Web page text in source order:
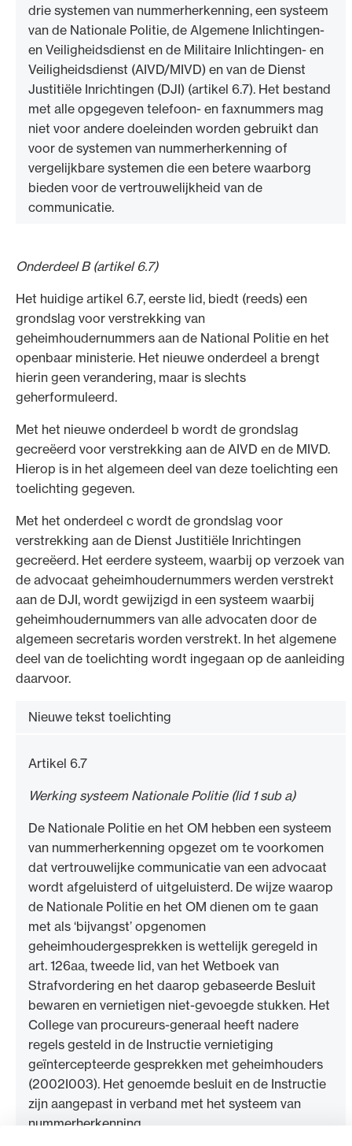
drie systemen van nummerherkenning, een systeem
van de Nationale Politie, de Algemene Inlichtingen-
en Veiligheidsdienst en de Militaire Inlichtingen- en
Veiligheidsdienst (AIVD/MIVD) en van de Dienst
Justitiële Inrichtingen (DJI) (artikel 6.7). Het bestand
met alle opgegeven telefoon- en faxnummers mag
niet voor andere doeleinden worden gebruikt dan
voor de systemen van nummerherkenning of
vergelijkbare systemen die een betere waarborg
bieden voor de vertrouwelijkheid van de
communicatie.
Onderdeel B (artikel 6.7)
Het huidige artikel 6.7, eerste lid, biedt (reeds) een
grondslag voor verstrekking van
geheimhoudernummers aan de National Politie en het
openbaar ministerie. Het nieuwe onderdeel a brengt
hierin geen verandering, maar is slechts
geherformuleerd.
Met het nieuwe onderdeel b wordt de grondslag
gecreëerd voor verstrekking aan de AIVD en de MIVD.
Hierop is in het algemeen deel van deze toelichting een
toelichting gegeven.
Met het onderdeel c wordt de grondslag voor
verstrekking aan de Dienst Justitiële Inrichtingen
gecreëerd. Het eerdere systeem, waarbij op verzoek van
de advocaat geheimhoudernummers werden verstrekt
aan de DJI, wordt gewijzigd in een systeem waarbij
geheimhoudernummers van alle advocaten door de
algemeen secretaris worden verstrekt. In het algemene
deel van de toelichting wordt ingegaan op de aanleiding
daarvoor.
Nieuwe tekst toelichting
Artikel 6.7
Werking systeem Nationale Politie (lid 1 sub a)
De Nationale Politie en het OM hebben een systeem
van nummerherkenning opgezet om te voorkomen
dat vertrouwelijke communicatie van een advocaat
wordt afgeluisterd of uitgeluisterd. De wijze waarop
de Nationale Politie en het OM dienen om te gaan
met als ‘bijvangst’ opgenomen
geheimhoudergesprekken is wettelijk geregeld in
art. 126aa, tweede lid, van het Wetboek van
Strafvordering en het daarop gebaseerde Besluit
bewaren en vernietigen niet-gevoegde stukken. Het
College van procureurs-generaal heeft nadere
regels gesteld in de Instructie vernietiging
geïntercepteerde gesprekken met geheimhouders
(2002I003). Het genoemde besluit en de Instructie
zijn aangepast in verband met het systeem van
nummerherkenning.